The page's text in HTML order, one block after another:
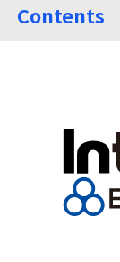
Contents